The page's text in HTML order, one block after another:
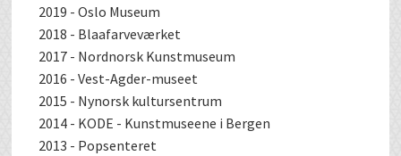
2019 - Oslo Museum
2018 - Blaafarveværket
2017 - Nordnorsk Kunstmuseum
2016 - Vest-Agder-museet
2015 - Nynorsk kultursentrum
2014 - KODE - Kunstmuseene i Bergen
2013 - Popsenteret